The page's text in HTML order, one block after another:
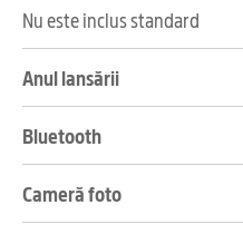
Nu este inclus standard
Anul lansării
Bluetooth
Cameră foto